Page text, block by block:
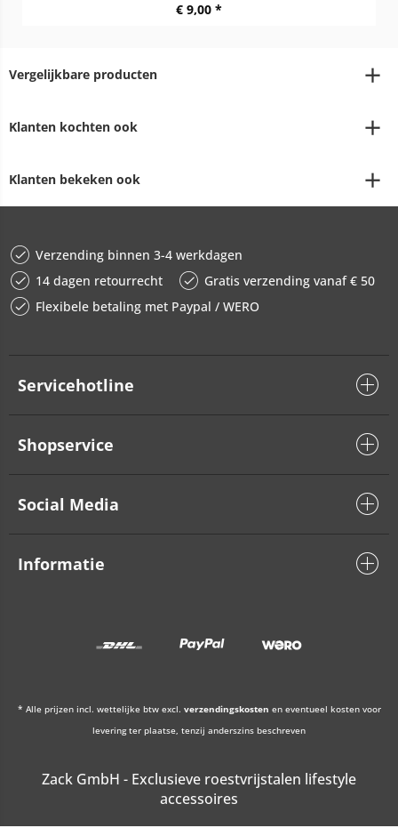
€ 9,00 *
Vergelijkbare producten
Klanten kochten ook
Klanten bekeken ook
Verzending binnen 3-4 werkdagen
14 dagen retourrecht
Gratis verzending vanaf € 50
Flexibele betaling met Paypal / WERO
Servicehotline
Shopservice
Social Media
Informatie
* Alle prijzen incl. wettelijke btw excl. verzendingskosten en eventueel kosten voor
levering ter plaatse, tenzij anderszins beschreven
Zack GmbH - Exclusieve roestvrijstalen lifestyle
accessoires